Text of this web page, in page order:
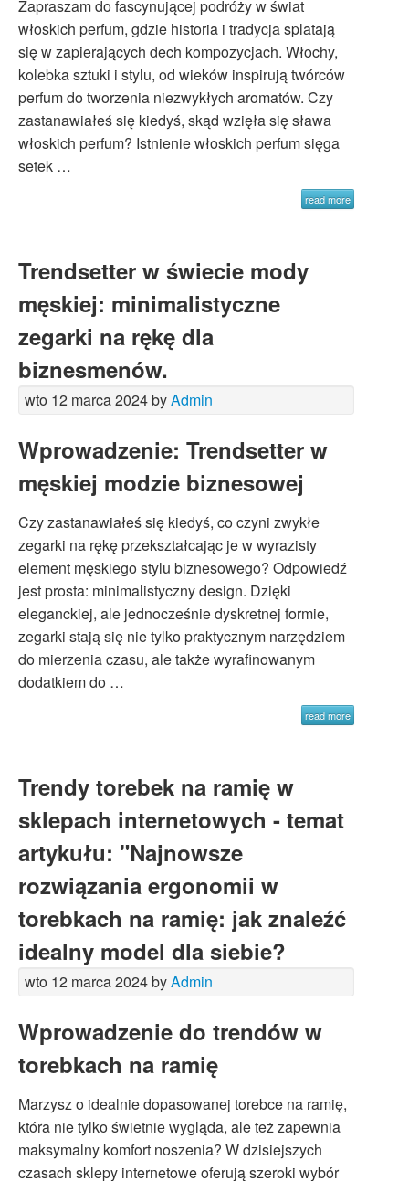
Zapraszam do fascynującej podróży w świat
włoskich perfum, gdzie historia i tradycja splatają
się w zapierających dech kompozycjach. Włochy,
kolebka sztuki i stylu, od wieków inspirują twórców
perfum do tworzenia niezwykłych aromatów. Czy
zastanawiałeś się kiedyś, skąd wzięła się sława
włoskich perfum? Istnienie włoskich perfum sięga
setek …
read more
Trendsetter w świecie mody
męskiej: minimalistyczne
zegarki na rękę dla
biznesmenów.
wto 12 marca 2024 byAdmin
Wprowadzenie: Trendsetter w
męskiej modzie biznesowej
Czy zastanawiałeś się kiedyś, co czyni zwykłe
zegarki na rękę przekształcając je w wyrazisty
element męskiego stylu biznesowego? Odpowiedź
jest prosta: minimalistyczny design. Dzięki
eleganckiej, ale jednocześnie dyskretnej formie,
zegarki stają się nie tylko praktycznym narzędziem
do mierzenia czasu, ale także wyrafinowanym
dodatkiem do …
read more
Trendy torebek na ramię w
sklepach internetowych - temat
artykułu: "Najnowsze
rozwiązania ergonomii w
torebkach na ramię: jak znaleźć
idealny model dla siebie?
wto 12 marca 2024 byAdmin
Wprowadzenie do trendów w
torebkach na ramię
Marzysz o idealnie dopasowanej torebce na ramię,
która nie tylko świetnie wygląda, ale też zapewnia
maksymalny komfort noszenia? W dzisiejszych
czasach sklepy internetowe oferują szeroki wybór